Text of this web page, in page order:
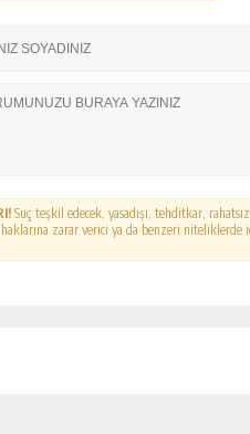
Suç teşkil edecek, yasadışı, tehditkar,
zarar verici ya da benzeri